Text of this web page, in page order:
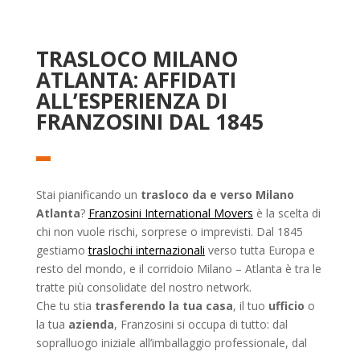
TRASLOCO MILANO
ATLANTA: AFFIDATI
ALL’ESPERIENZA DI
FRANZOSINI DAL 1845
Stai pianificando un trasloco da e verso Milano
Atlanta? Franzosini International Movers è la scelta di
chi non vuole rischi, sorprese o imprevisti. Dal 1845
gestiamotraslochi internazionali verso tutta Europa e
resto del mondo, e il corridoio Milano – Atlanta è tra le
tratte più consolidate del nostro network.
Che tu stia trasferendo la tua casa, il tuo ufficio o
la tua azienda, Franzosini si occupa di tutto: dal
sopralluogo iniziale all’imballaggio professionale, dal